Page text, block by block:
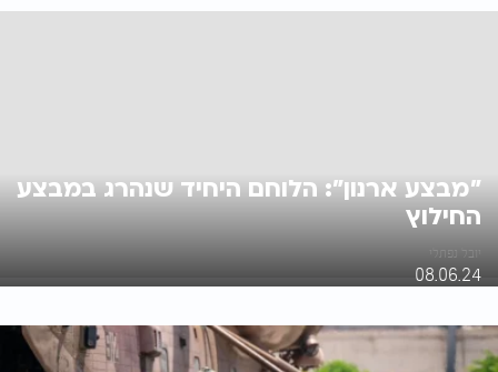
"מבצע ארנון": הלוחם היחיד שנהרג במבצע
החילוץ
יובל נפתלי
08.06.24